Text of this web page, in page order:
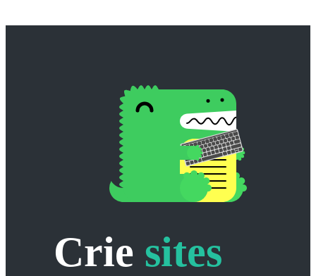
Crie sites